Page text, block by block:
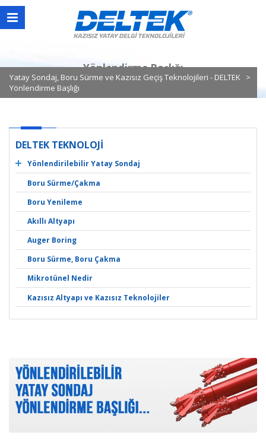
Yönlendirme Başlığı
Yatay Sondaj, Boru Sürme ve Kazısız Geçiş Teknolojileri - DELTEK >
Yönlendirme Başlığı
DELTEK TEKNOLOJİ
Yönlendirilebilir Yatay Sondaj
Yönlendirilebilir Yatay Sondaj Nedir?Yönlendirilebilir Yatay Sondaj Yapım MetoduYönlendirilebilir Yatay Sondaj MakinesiYatay Sondaj Kazısız Yatay Delgi Yönlendirme BaşlığıGenişletme Başlığı Yatay Sondaj Çamuru
Boru Sürme/Çakma
Boru Yenileme
Akıllı Altyapı
Auger Boring
Boru Sürme, Boru Çakma
Mikrotünel Nedir
Kazısız Altyapı ve Kazısız Teknolojiler